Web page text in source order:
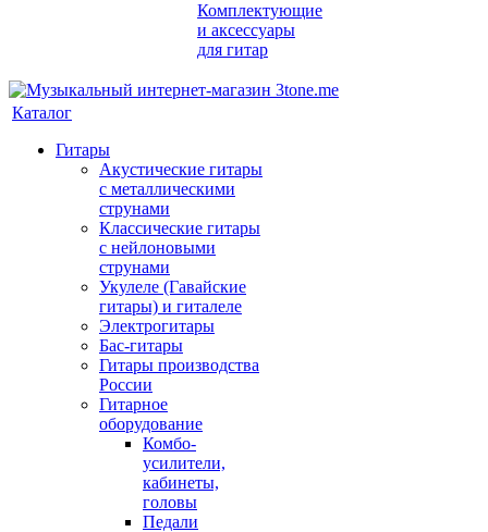
Комплектующие
и аксессуары
для гитар
Каталог
Гитары
Акустические гитары
с металлическими
струнами
Классические гитары
с нейлоновыми
струнами
Укулеле (Гавайские
гитары) и гиталеле
Электрогитары
Бас-гитары
Гитары производства
России
Гитарное
оборудование
Комбо-
усилители,
кабинеты,
головы
Педали